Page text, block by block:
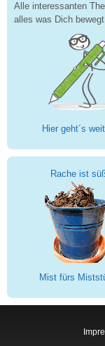
Alle interessanten
alles was Dich
Hier geht´s
Rache ist
Mist fürs